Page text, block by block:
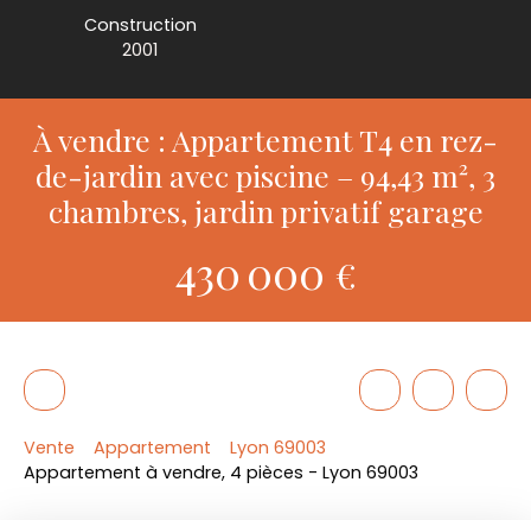
Construction
2001
À vendre : Appartement T4 en rez-
de-jardin avec piscine – 94,43 m², 3
chambres, jardin privatif garage
430 000 €
Vente Appartement
Lyon 69003
Appartement à vendre, 4 pièces - Lyon 69003